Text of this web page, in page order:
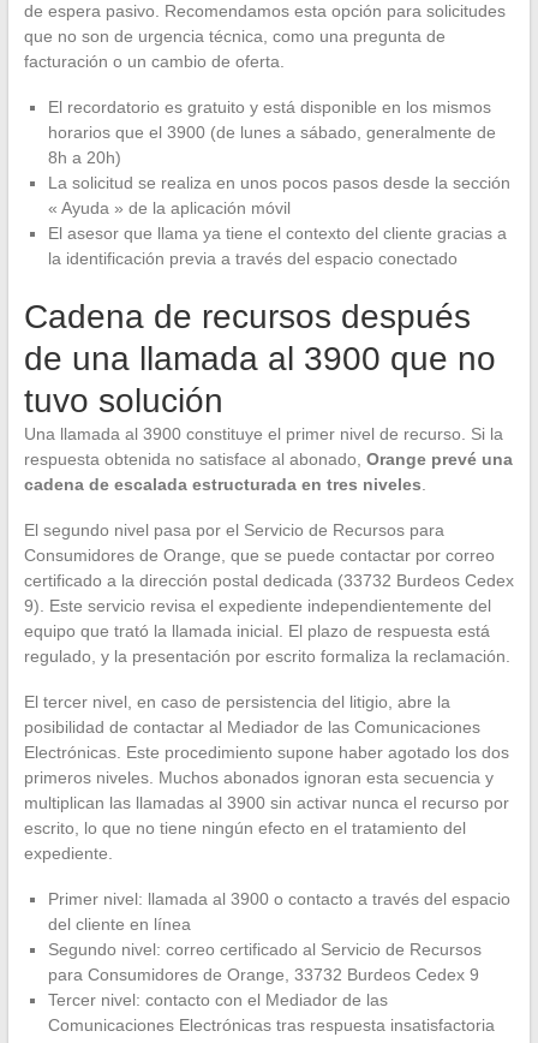
de espera pasivo. Recomendamos esta opción para solicitudes
que no son de urgencia técnica, como una pregunta de
facturación o un cambio de oferta.
El recordatorio es gratuito y está disponible en los mismos
horarios que el 3900 (de lunes a sábado, generalmente de
8h a 20h)
La solicitud se realiza en unos pocos pasos desde la sección
« Ayuda » de la aplicación móvil
El asesor que llama ya tiene el contexto del cliente gracias a
la identificación previa a través del espacio conectado
Cadena de recursos después
de una llamada al 3900 que no
tuvo solución
Una llamada al 3900 constituye el primer nivel de recurso. Si la
respuesta obtenida no satisface al abonado, Orange prevé una
cadena de escalada estructurada en tres niveles
El segundo nivel pasa por el Servicio de Recursos para
Consumidores de Orange, que se puede contactar por correo
certificado a la dirección postal dedicada (33732 Burdeos Cedex
9). Este servicio revisa el expediente independientemente del
equipo que trató la llamada inicial. El plazo de respuesta está
regulado, y la presentación por escrito formaliza la reclamación.
El tercer nivel, en caso de persistencia del litigio, abre la
posibilidad de contactar al Mediador de las Comunicaciones
Electrónicas. Este procedimiento supone haber agotado los dos
primeros niveles. Muchos abonados ignoran esta secuencia y
multiplican las llamadas al 3900 sin activar nunca el recurso por
escrito, lo que no tiene ningún efecto en el tratamiento del
expediente.
Primer nivel: llamada al 3900 o contacto a través del espacio
del cliente en línea
Segundo nivel: correo certificado al Servicio de Recursos
para Consumidores de Orange, 33732 Burdeos Cedex 9
Tercer nivel: contacto con el Mediador de las
Comunicaciones Electrónicas tras respuesta insatisfactoria